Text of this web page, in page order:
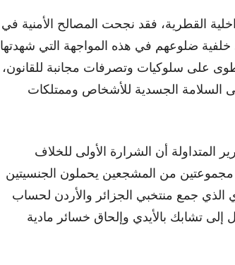
القطرية، فقد نجحت المصالح الأمنية في
على خلفية ضلوعهم في هذه المواجهة التي شهدتها
على سلوكيات وتصرفات مجانبة للقانون،
السلامة الجسدية للأشخاص وممتلكات
المتداولة أن الشرارة الأولى للخلاف
مجموعتين من المشجعين يحملون الجنسيتين
الذي جمع منتخبي الجزائر والأردن لحساب
تشابك بالأيدي وإلحاق خسائر مادية